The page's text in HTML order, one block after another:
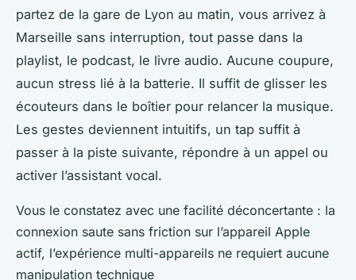
partez de la gare de Lyon au matin, vous arrivez à
Marseille sans interruption, tout passe dans la
playlist, le podcast, le livre audio. Aucune coupure,
aucun stress lié à la batterie. Il suffit de glisser les
écouteurs dans le boîtier pour relancer la musique.
Les gestes deviennent intuitifs, un tap suffit à
passer à la piste suivante, répondre à un appel ou
activer l’assistant vocal.
Vous le constatez avec une facilité déconcertante : la
connexion saute sans friction sur l’appareil Apple
actif, l’expérience multi-appareils ne requiert aucune
manipulation technique